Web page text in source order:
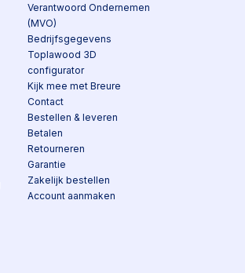
Verantwoord Ondernemen
(MVO)
Bedrijfsgegevens
Toplawood 3D
configurator
Kijk mee met Breure
Contact
Bestellen & leveren
Betalen
Retourneren
Garantie
Zakelijk bestellen
Account aanmaken